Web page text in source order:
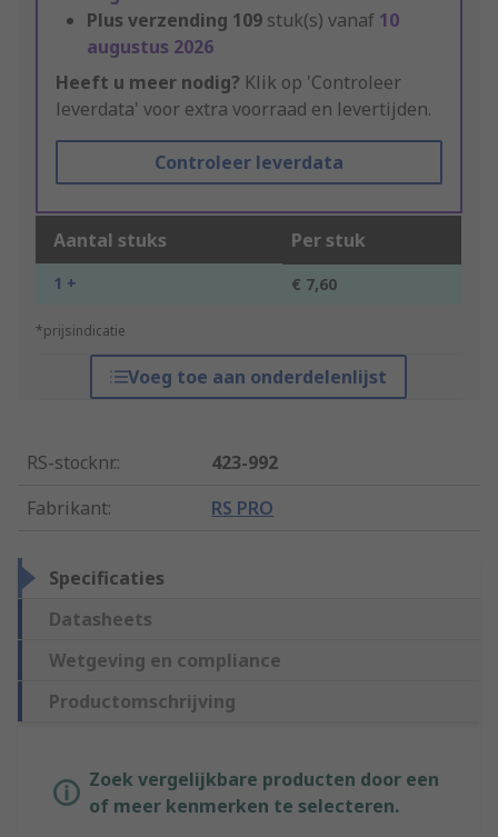
Plus verzending 109 stuk(s) vanaf 10
augustus 2026
Heeft u meer nodig? Klik op 'Controleer
leverdata' voor extra voorraad en levertijden.
Controleer leverdata
Aantal stuks Per stuk
1 + € 7,60
*prijsindicatie
Voeg toe aan onderdelenlijst
RS-stocknr.:
423-992
Fabrikant: RS PRO
Specificaties
Datasheets
Wetgeving en compliance
Productomschrijving
Zoek vergelijkbare producten door een
of meer kenmerken te selecteren.